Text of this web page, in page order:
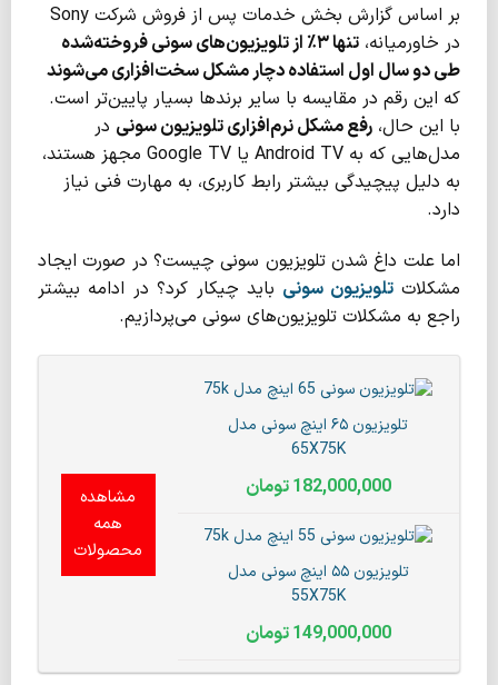
بر اساس گزارش بخش خدمات پس از فروش شرکت Sony
در خاورمیانه،
تنها ۳٪ از تلویزیون‌های سونی فروخته‌شده
طی دو سال اول استفاده دچار مشکل سخت‌افزاری می‌شوند
که این رقم در مقایسه با سایر برندها بسیار پایین‌تر است.
با این حال، رفع مشکل نرم‌افزاری تلویزیون سونی در
مدل‌هایی که به Android TV یا Google TV مجهز هستند،
به دلیل پیچیدگی بیشتر رابط کاربری، به مهارت فنی نیاز
دارد.
اما علت داغ شدن تلویزیون سونی چیست؟ در صورت ایجاد
مشکلاتتلویزیون سونی باید چیکار کرد؟ در ادامه بیشتر
راجع به مشکلات تلویزیون‌های سونی می‌پردازیم.
تلویزیون ۶۵ اینچ سونی مدل
65X75K
182,000,000تومان
تلویزیون ۵۵ اینچ سونی مدل
55X75K
149,000,000تومان
مشاهده
همه
محصولات